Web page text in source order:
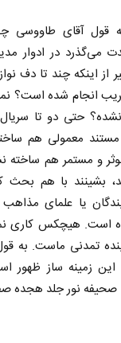
قول آقای طاووسی
می‌گذرد در ادوار
از اینکه چند تا دف
حتی دو تا
معمولی هم
و مستمر هم ساخته
بشینند با هم
یا علمای
است. هیچکس
تمدنی ماست. به
زمینه ساز
نور جلد